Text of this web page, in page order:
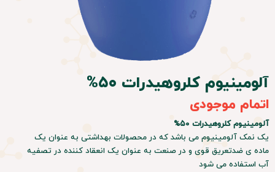
آلومینیوم کلروهیدرات ۵۰%
اتمام موجودی
آلومینیوم کلروهیدرات ۵۰%
یک نمک آلومینیوم می باشد که در محصولات بهداشتی به عنوان یک
ماده ی ضدتعریق قوی و در صنعت به عنوان یک انعقاد کننده در تصفیه
آب استفاده می شود